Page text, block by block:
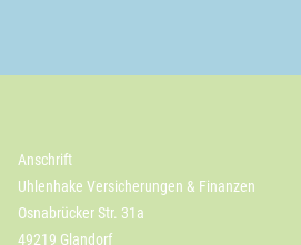
Anschrift
Uhlenhake Versicherungen & Finanzen
Osnabrücker Str. 31a
49219 Glandorf